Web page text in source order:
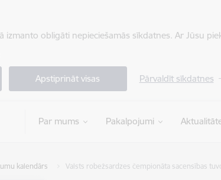
izmanto obligāti nepieciešamās sīkdatnes. Ar Jūsu
Apstiprināt visas Pārvaldīt sīkdatnes
Par mums Pakalpojumi
kalendārs Valsts robežsardzes čempionāta sacensības